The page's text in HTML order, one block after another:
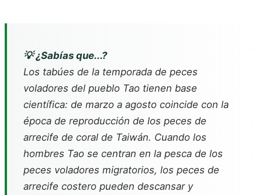
💡 ¿Sabías que...?
Los tabúes de la temporada de peces
voladores del pueblo Tao tienen base
científica: de marzo a agosto coincide con la
época de reproducción de los peces de
arrecife de coral de Taiwán. Cuando los
hombres Tao se centran en la pesca de los
peces voladores migratorios, los peces de
arrecife costero pueden descansar y